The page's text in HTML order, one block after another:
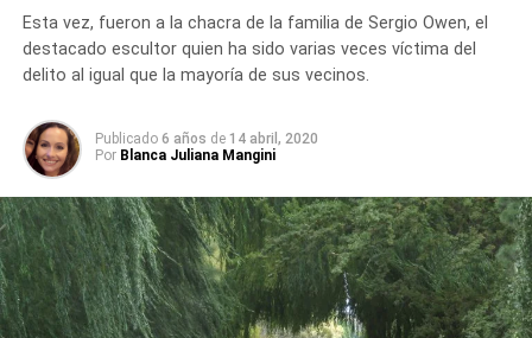
Esta vez, fueron a la chacra de la familia de Sergio Owen, el
destacado escultor quien ha sido varias veces víctima del
delito al igual que la mayoría de sus vecinos.
Publicado 6 años de 14 abril, 2020
Por Blanca Juliana Mangini